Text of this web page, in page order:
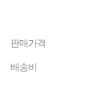
판매가격
배송비